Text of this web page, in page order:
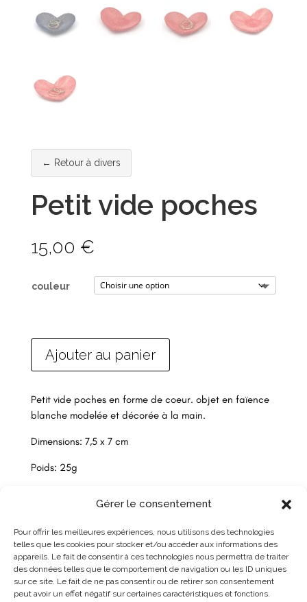
Gérer le consentement
Pour offrir les meilleures expériences, nous utilisons des technologies
telles que les cookies pour stocker et/ou accéder aux informations des
appareils. Le fait de consentir à ces technologies nous permettra de traiter
des données telles que le comportement de navigation ou les ID uniques
sur ce site. Le fait de ne pas consentir ou de retirer son consentement
peut avoir un effet négatif sur certaines caractéristiques et fonctions.
← Retour à divers
Petit vide poches
15,00 €
couleur
Ajouter au panier
Petit vide poches en forme de coeur. objet en faïence
blanche modelée et décorée à la main.
Dimensions: 7,5 x 7 cm
Poids: 25g